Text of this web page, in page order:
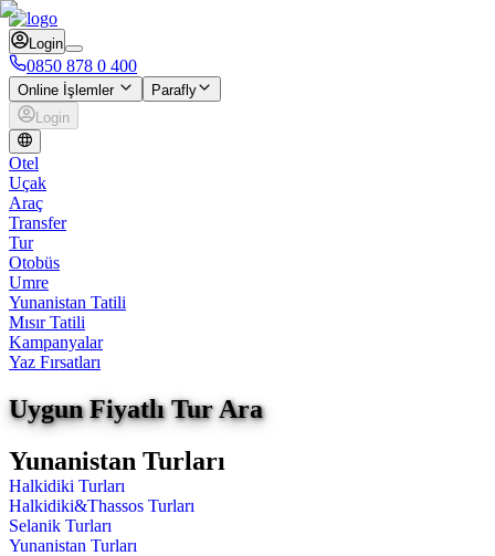
Login
0850 878 0 400
Online İşlemler
Parafly
Login
Otel
Uçak
Araç
Transfer
Tur
Otobüs
Umre
Yunanistan Tatili
Mısır Tatili
Kampanyalar
Yaz Fırsatları
Uygun Fiyatlı Tur Ara
Yunanistan Turları
Halkidiki Turları
Halkidiki&Thassos Turları
Selanik Turları
Yunanistan Turları